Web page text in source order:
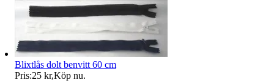
Blixtlås dolt benvitt 60 cm
Pris:25 kr,Köp nu.